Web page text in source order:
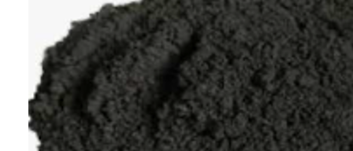
经营来自电池和电子元件的黑粉。
含有镍、钴等有价金属，是有助于
资源循环和稀有金属回收的再资源
化原料。